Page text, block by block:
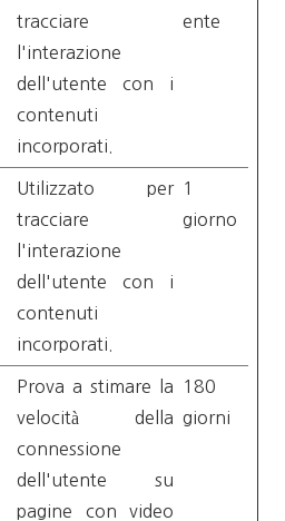
tracciare
l'interazione
dell'utente con i
contenuti
incorporati.
ente
Utilizzato per
tracciare
l'interazione
dell'utente con i
contenuti
incorporati.
1
giorno
Prova a stimare la
velocità della
connessione
dell'utente su
pagine con video
180
giorni